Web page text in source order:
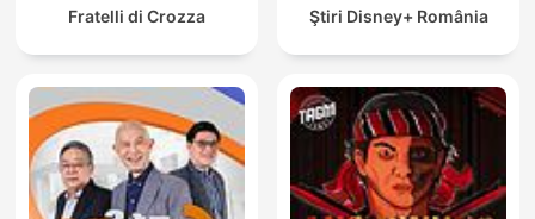
Fratelli di Crozza Ştiri Disney+ România